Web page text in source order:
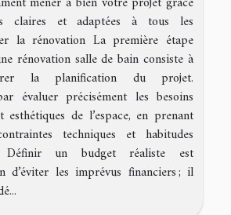
claires et adaptées à tous les
la rénovation La première étape
rénovation salle de bain consiste à
la planification du projet.
évaluer précisément les besoins
de l’espace, en prenant
techniques et habitudes
Définir un budget réaliste est
d’éviter les imprévus financiers ; il